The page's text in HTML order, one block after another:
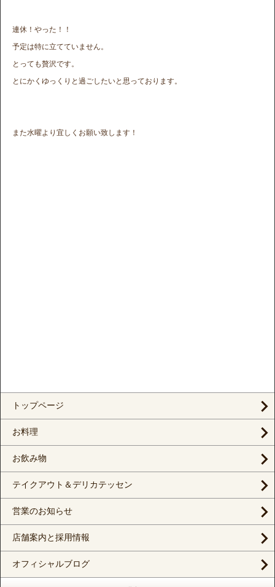
連休！やった！！
予定は特に立てていません。
とっても贅沢です。
とにかくゆっくりと過ごしたいと思っております。
また水曜より宜しくお願い致します！
トップページ
お料理
お飲み物
テイクアウト＆デリカテッセン
営業のお知らせ
店舗案内と採用情報
オフィシャルブログ